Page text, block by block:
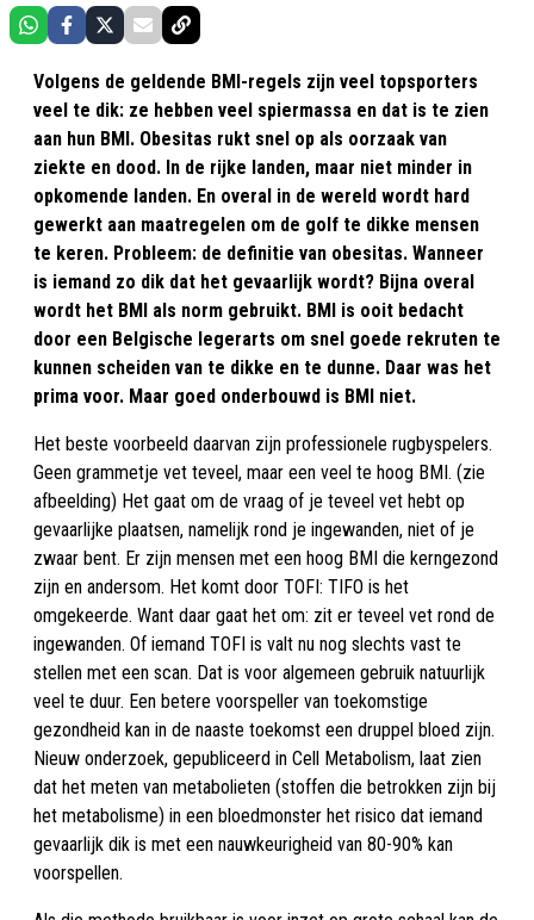
Volgens de geldende BMI-regels zijn veel topsporters
veel te dik: ze hebben veel spiermassa en dat is te zien
aan hun BMI. Obesitas rukt snel op als oorzaak van
ziekte en dood. In de rijke landen, maar niet minder in
opkomende landen. En overal in de wereld wordt hard
gewerkt aan maatregelen om de golf te dikke mensen
te keren. Probleem: de definitie van obesitas. Wanneer
is iemand zo dik dat het gevaarlijk wordt? Bijna overal
wordt het BMI als norm gebruikt. BMI is ooit bedacht
door een Belgische legerarts om snel goede rekruten te
kunnen scheiden van te dikke en te dunne. Daar was het
prima voor. Maar goed onderbouwd is BMI niet.
Het beste voorbeeld daarvan zijn professionele rugbyspelers.
Geen grammetje vet teveel, maar een veel te hoog BMI. (zie
afbeelding) Het gaat om de vraag of je teveel vet hebt op
gevaarlijke plaatsen, namelijk rond je ingewanden, niet of je
zwaar bent. Er zijn mensen met een hoog BMI die kerngezond
zijn en andersom. Het komt door TOFI: TIFO is het
omgekeerde. Want daar gaat het om: zit er teveel vet rond de
ingewanden. Of iemand TOFI is valt nu nog slechts vast te
stellen met een scan. Dat is voor algemeen gebruik natuurlijk
veel te duur. Een betere voorspeller van toekomstige
gezondheid kan in de naaste toekomst een druppel bloed zijn.
Nieuw onderzoek, gepubliceerd in Cell Metabolism, laat zien
dat het meten van metabolieten (stoffen die betrokken zijn bij
het metabolisme) in een bloedmonster het risico dat iemand
gevaarlijk dik is met een nauwkeurigheid van 80-90% kan
voorspellen.